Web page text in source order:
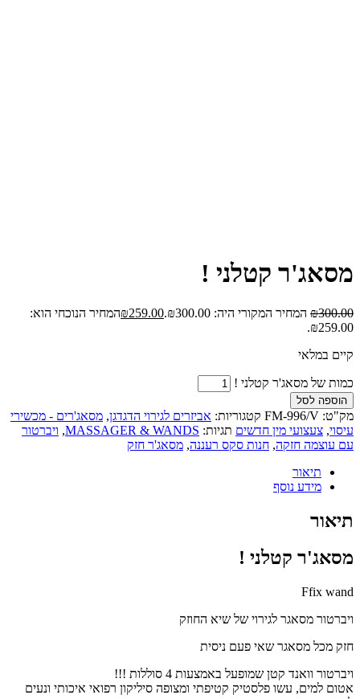
מסאג'ר קטלני !
₪300.00 המחיר המקורי היה: ₪300.00. ₪259.00
המחיר הנוכחי הוא:
₪259.00.
קיים במלאי
כמות של מסאג'ר קטלני !
הוספה לסל
מק"ט: FM-996/V קטגוריות: אביזרים לגירוי הדגדגן, מסאג'רים - מכשירי
עיסוי, צעצועי מין חדשים תגיות: MASSAGER & WANDS
, ויברטור
עם עוצמה חזקה, חנות סקס רעננה, מסאג'ר חזק
תיאור
מידע נוסף
תיאור
מסאג'ר קטלני !
Ffix wand
ויברטור מסאגר לגירוי של שיא החוזק
חזק מכל מסאגר שאי פעם ניסית
ויברטור וואנד קטן שמופעל באמצעות 4 סוללות !!!
אטום למים, עשו פלסטיק קטיפתי ומצופה סיליקון רפואי איכותי ונעים